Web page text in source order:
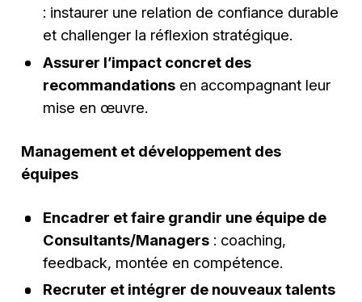
: instaurer une relation de confiance durable
et challenger la réflexion stratégique.
Assurer l’impact concret des
recommandationsen accompagnant leur
mise en œuvre.
Management et développement des
équipes
Encadrer et faire grandir une équipe de
Consultants/Managers: coaching,
feedback, montée en compétence.
Recruter et intégrer de nouveaux talents